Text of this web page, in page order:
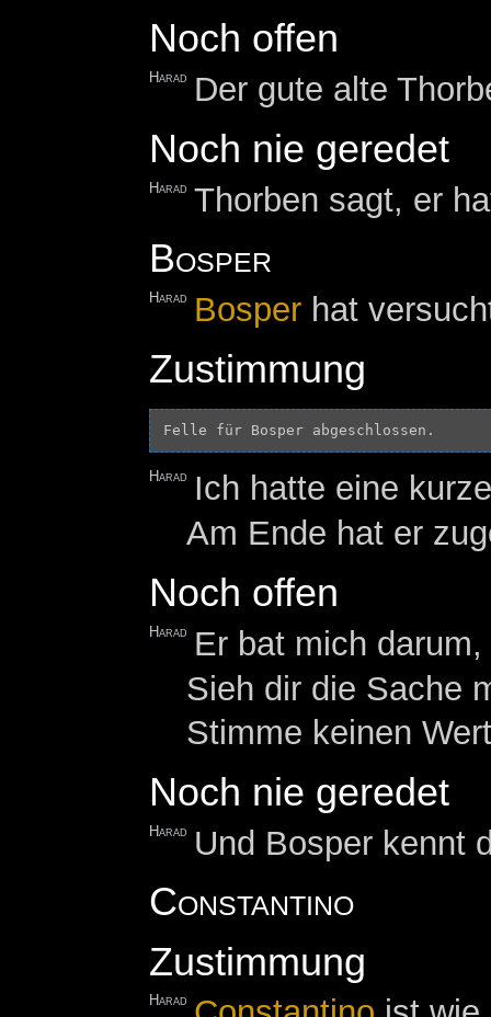
Noch offen
Harad Der gute alte
Noch nie geredet
Harad Thorben sagt, er
Bosper
Harad Bosper hat
Zustimmung
Harad
Ich hatte eine
Am Ende hat er
Noch offen
Harad
Er bat mich
Sieh dir die Sache
Stimme keinen
Noch nie geredet
Harad Und Bosper kennt
Constantino
Zustimmung
Harad